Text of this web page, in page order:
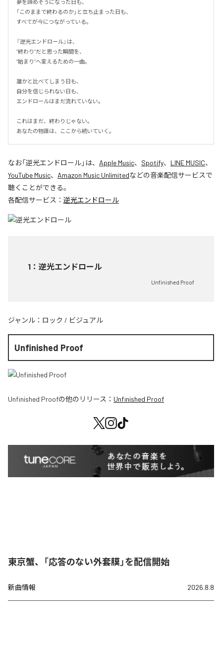
夢を諦めそうになった日も、
「このままで終わるのか」と立ち止まった日も、
すべてが今につながっている。
『逆光エンドロール』は、
“終わり”だと思った瞬間を、
“始まり”へ変えるための一曲。
誰かと比べてしまう日も、
自分を信じられない日も、
エンドロールはまだ流れていない。
これはまだ、終わりじゃない。
あなたの物語は、ここから続いていく。
なお「逆光エンドロール」は、 Apple Music、 Spotify、 LINE MUSIC、
YouTube Music、 Amazon Music Unlimitedなどの音楽配信サービスで
聴くことができる。
各配信サービス： 逆光エンドロール
1 ： 逆光エンドロール
Unfinished Proof
ジャンル： ロック / ビジュアル
Unfinished Proof
Unfinished Proofの他のリリース： Unfinished Proof
東京蟹、「応答のない外套膜」を配信開始
新曲情報 2026.8.8